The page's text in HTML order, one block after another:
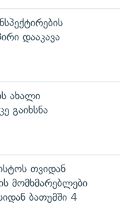
დააკავა
ახალი
გაიხსნა
თვიდან
მომხმარებლები
ბათუმში 4